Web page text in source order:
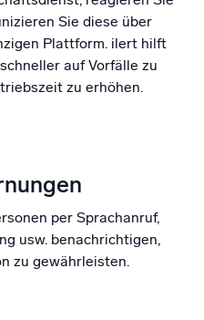
Protokolleinsicht
Transparenz
Sie diese über
Plattform. ilert hilft
auf Vorfälle zu
zu erhöhen.
per Sprachanruf,
usw. benachrichtigen,
zu gewährleisten.